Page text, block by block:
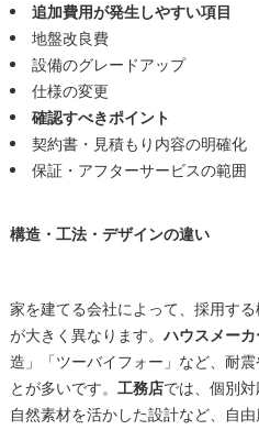
追加費用が発生しやすい項目
地盤改良費
設備のグレードアップ
仕様の変更
確認すべきポイント
契約書・見積もり内容の明確化
保証・アフターサービスの範囲
構造・工法・デザインの違い
家を建てる会社によって、採用す
が大きく異なります。ハウスメー
造」「ツーバイフォー」など、耐
とが多いです。 工務店では、個別対
自然素材を活かした設計など、自